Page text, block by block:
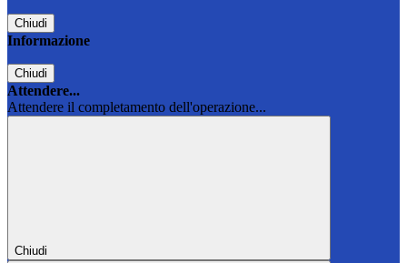
Chiudi
Informazione
Chiudi
Attendere...
Attendere il completamento dell'operazione...
Chiudi